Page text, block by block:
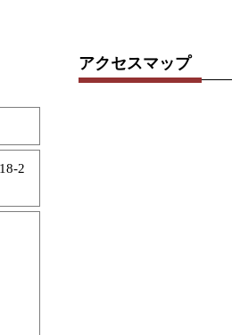
2
アクセスマップ